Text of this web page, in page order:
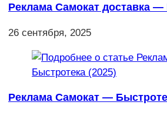
Реклама Самокат доставка —
26 сентября, 2025
Реклама Самокат —